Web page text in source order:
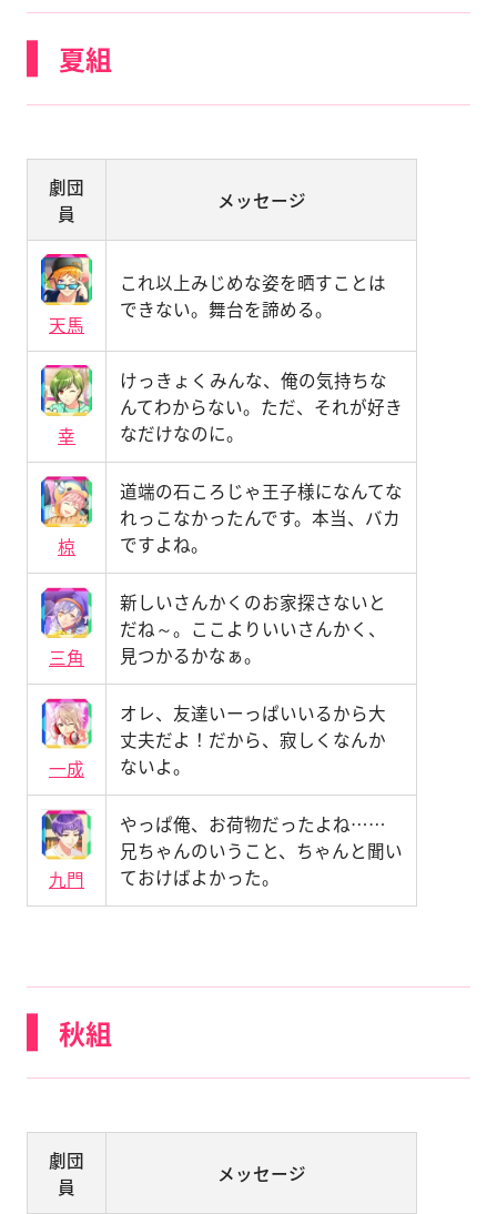
夏組
劇団
員
メッセージ
天馬
これ以上みじめな姿を晒すことは
できない。舞台を諦める。
幸
けっきょくみんな、俺の気持ちな
んてわからない。ただ、それが好き
なだけなのに。
椋
道端の石ころじゃ王子様になんてな
れっこなかったんです。本当、バカ
ですよね。
三角
新しいさんかくのお家探さないと
だね～。ここよりいいさんかく、
見つかるかなぁ。
一成
オレ、友達いーっぱいいるから大
丈夫だよ！だから、寂しくなんか
ないよ。
九門
やっぱ俺、お荷物だったよね……
兄ちゃんのいうこと、ちゃんと聞い
ておけばよかった。
秋組
劇団
員
メッセージ